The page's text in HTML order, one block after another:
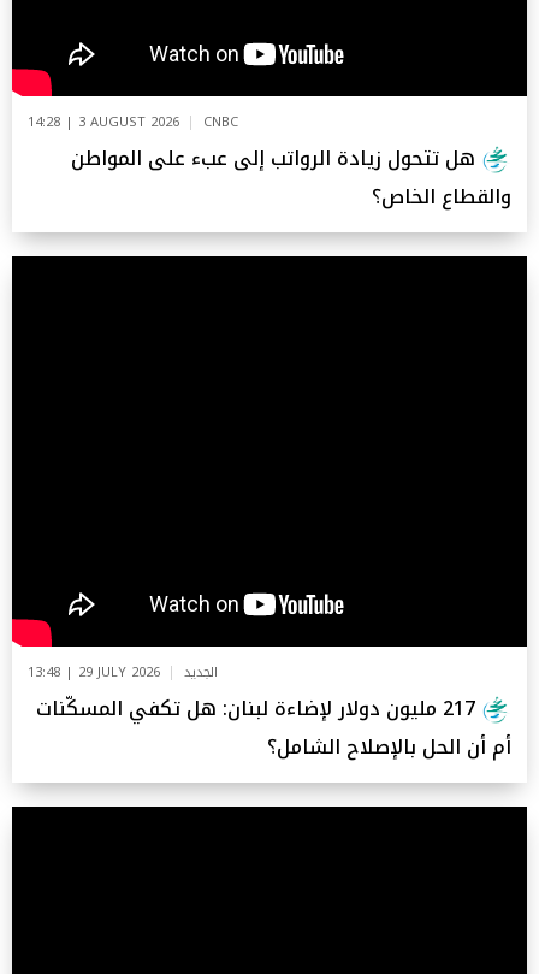
14:28 | 3 AUGUST 2026 CNBC
هل تتحول زيادة الرواتب إلى عبء على المواطن
والقطاع الخاص؟
13:48 | 29 JULY 2026 الجديد
217 مليون دولار لإضاءة لبنان: هل تكفي المسكّنات
أم أن الحل بالإصلاح الشامل؟